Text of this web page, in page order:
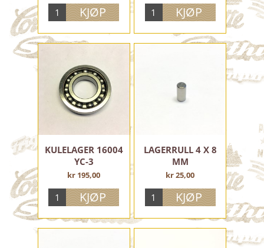
Brukte deler
KULELAGER 16004
YC-3
kr 195,00
LAGERRULL 4 X 8
MM
kr 25,00